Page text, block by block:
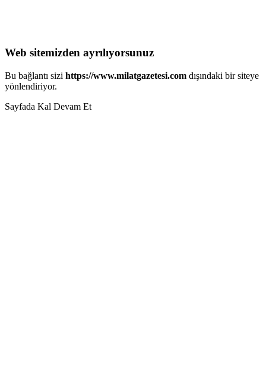
Web sitemizden ayrılıyorsunuz
Bu bağlantı sizi https://www.milatgazetesi.com dışındaki bir siteye
yönlendiriyor.
Sayfada Kal Devam Et